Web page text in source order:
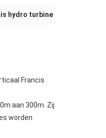
hydro turbine
Francis
aan 300m. Zij
worden